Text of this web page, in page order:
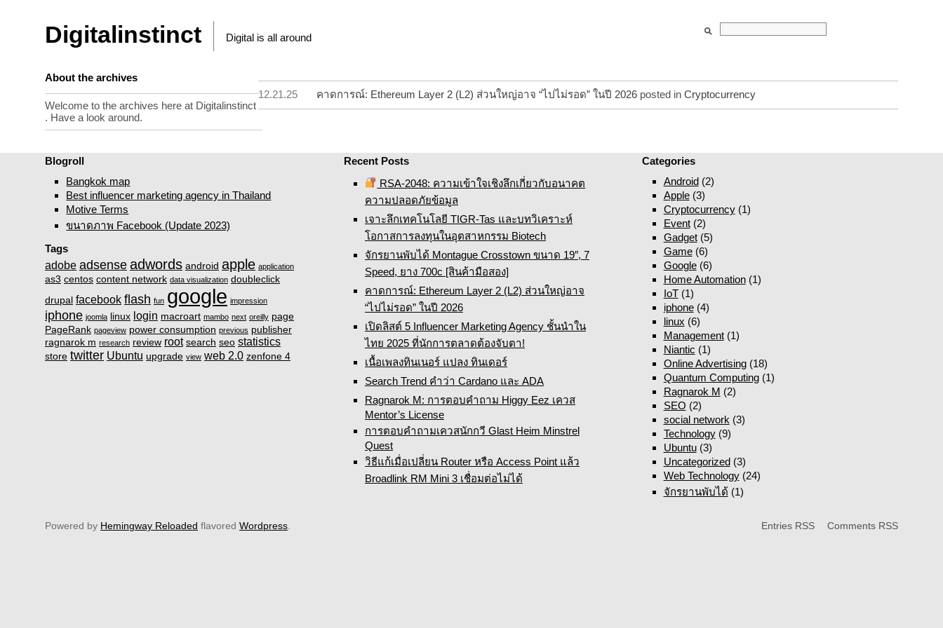
Digitalinstinct Digital is all around
12.21.25 คาดการณ์: Ethereum Layer 2 (L2) ส่วนใหญ่อาจ “ไปไม่รอด” ในปี 2026 posted in Cryptocurrency
About the archives
Welcome to the archives here at Digitalinstinct
. Have a look around.
Blogroll
Bangkok map
Best influencer marketing agency in Thailand
Motive Terms
ขนาดภาพ Facebook (Update 2023)
Tags
adobe adsense adwords android apple application
as3 centos content network data visualization doubleclick
drupal facebook flash fun google impression
iphone joomla linux login macroart mambo next oreilly page
PageRank pageview power consumption previous publisher
ragnarok m research review root search seo statistics
store twitter Ubuntu upgrade view web 2.0 zenfone 4
Recent Posts
RSA-2048: ความเข้าใจเชิงลึกเกี่ยวกับอนาคต
ความปลอดภัยข้อมูล
เจาะลึกเทคโนโลยี TIGR-Tas และบทวิเคราะห์
โอกาสการลงทุนในอุตสาหกรรม Biotech
จักรยานพับได้ Montague Crosstown ขนาด 19″, 7
Speed, ยาง 700c [สินค้ามือสอง]
คาดการณ์: Ethereum Layer 2 (L2) ส่วนใหญ่อาจ
“ไปไม่รอด” ในปี 2026
เปิดลิสต์ 5 Influencer Marketing Agency ชั้นนำใน
ไทย 2025 ที่นักการตลาดต้องจับตา!
เนื้อเพลงทินเนอร์ แปลง ทินเดอร์
Search Trend คำว่า Cardano และ ADA
Ragnarok M: การตอบคำถาม Higgy Eez เควส
Mentor’s License
การตอบคำถามเควสนักกวี Glast Heim Minstrel
Quest
วิธีแก้เมื่อเปลี่ยน Router หรือ Access Point แล้ว
Broadlink RM Mini 3 เชื่อมต่อไม่ได้
Categories
Android(2)
Apple(3)
Cryptocurrency(1)
Event(2)
Gadget(5)
Game(6)
Google(6)
Home Automation(1)
IoT(1)
iphone(4)
linux (6)
Management(1)
Niantic (1)
Online Advertising(18)
Quantum Computing(1)
Ragnarok M (2)
SEO (2)
social network (3)
Technology(9)
Ubuntu(3)
Uncategorized(3)
Web Technology(24)
จักรยานพับได้ (1)
Powered by Hemingway Reloaded flavored Wordpress Entries RSS Comments RSS